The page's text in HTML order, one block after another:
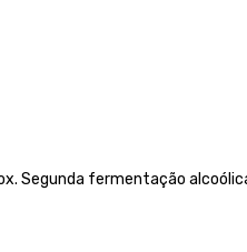
Segunda fermentação